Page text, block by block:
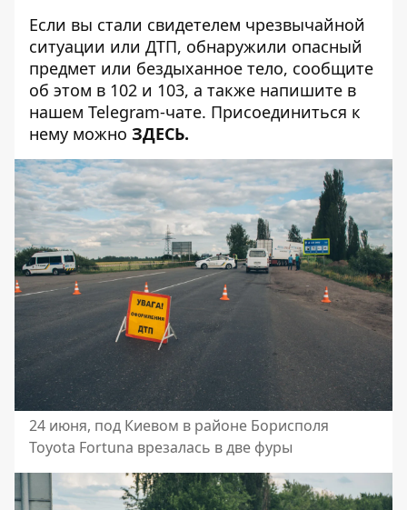
Если вы стали свидетелем чрезвычайной
ситуации или ДТП, обнаружили опасный
предмет или бездыханное тело, сообщите
об этом в 102 и 103, а также напишите в
нашем Telegram-чате. Присоединиться к
нему можно ЗДЕСЬ.
24 июня, под Киевом в районе Борисполя
Toyota Fortuna врезалась в две фуры